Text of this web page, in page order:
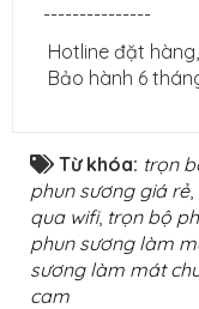
---------------
Hotline đặt
Bảo hành 6
Từ khóa: trọn
phun sương giá rẻ,
qua wifi, trọn bộ
phun sương làm
sương làm mát
cam